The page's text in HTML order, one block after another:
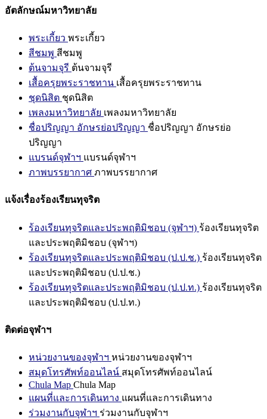
อัตลักษณ์มหาวิทยาลัย
พระเกี้ยว พระเกี้ยว
สีชมพู สีชมพู
ต้นจามจุรี ต้นจามจุรี
เสื้อครุยพระราชทาน เสื้อครุยพระราชทาน
ชุดนิสิต ชุดนิสิต
เพลงมหาวิทยาลัย เพลงมหาวิทยาลัย
ชื่อปริญญา อักษรย่อปริญญา ชื่อปริญญา อักษรย่อ
ปริญญา
แบรนด์จุฬาฯ แบรนด์จุฬาฯ
ภาพบรรยากาศ ภาพบรรยากาศ
แจ้งเรื่องร้องเรียนทุจริต
ร้องเรียนทุจริตและประพฤติมิชอบ (จุฬาฯ) ร้องเรียนทุจริต
และประพฤติมิชอบ (จุฬาฯ)
ร้องเรียนทุจริตและประพฤติมิชอบ (ป.ป.ช.) ร้องเรียนทุจริต
และประพฤติมิชอบ (ป.ป.ช.)
ร้องเรียนทุจริตและประพฤติมิชอบ (ป.ป.ท.) ร้องเรียนทุจริต
และประพฤติมิชอบ (ป.ป.ท.)
ติดต่อจุฬาฯ
หน่วยงานของจุฬาฯ หน่วยงานของจุฬาฯ
สมุดโทรศัพท์ออนไลน์ สมุดโทรศัพท์ออนไลน์
Chula Map Chula Map
แผนที่และการเดินทาง แผนที่และการเดินทาง
ร่วมงานกับจุฬาฯ ร่วมงานกับจุฬาฯ